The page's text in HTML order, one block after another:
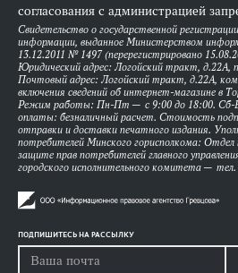
согласования с администрацией
Свидетельство о государственной
информации, выданное Министерством
13.12.2011 № 1497 (перерегистрировано
Юридический адрес: Логойский тракт, д.22А,
Почтовый адрес: Логойский тракт, д.22А,
включения сведений об интернет-магазине в
Режим работы: Пн-Пт — с 9:00 до 18:00. Сб-
оплаты: безналичный расчет. Стоимость
отправки и доставки печатного издания.
потребителей Минского горисполкома: Отдел
защите прав потребителей главного
городского исполнительного комитета —
ПОДПИШИТЕСЬ НА РАССЫЛКУ